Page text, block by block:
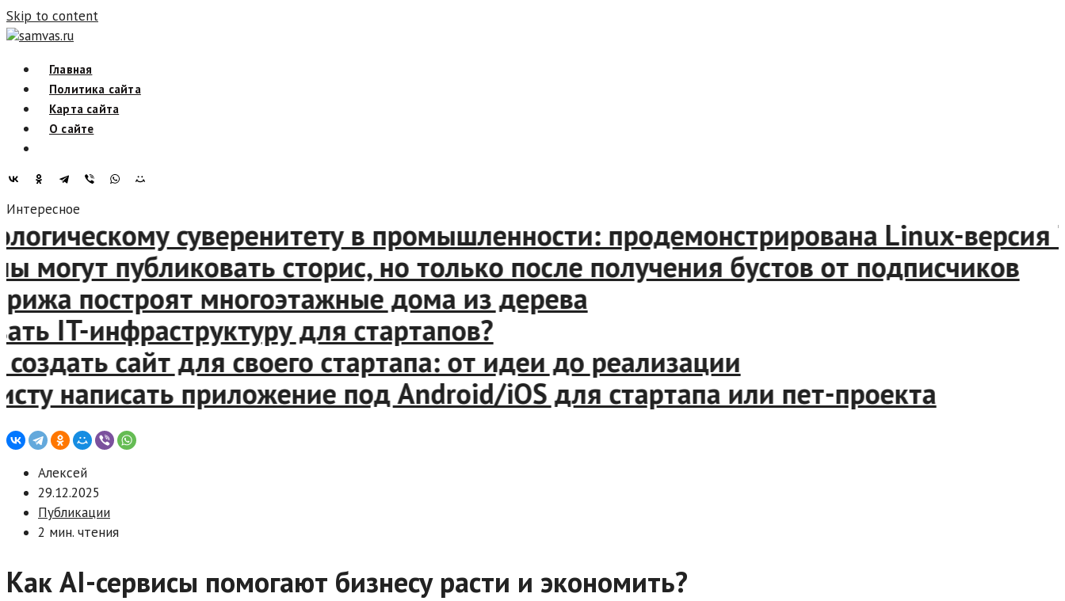
Skip to content
samvas.ru
Главная
Политика сайта
Карта сайта
О сайте
Интересное
суверенитету в промышленности: продемонстрирована Linux-версия T-
публиковать сторис, но только после получения бустов от подписчиков
построят многоэтажные дома из дерева
IT-инфраструктуру для стартапов?
сайт для своего стартапа: от идеи до реализации
написать приложение под Android/iOS для стартапа или пет-проекта
Алексей
29.12.2025
Публикации
2 мин. чтения
Как AI-сервисы помогают бизнесу расти и экономить?